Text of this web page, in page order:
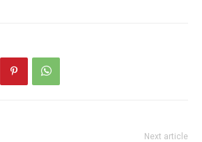
Next article